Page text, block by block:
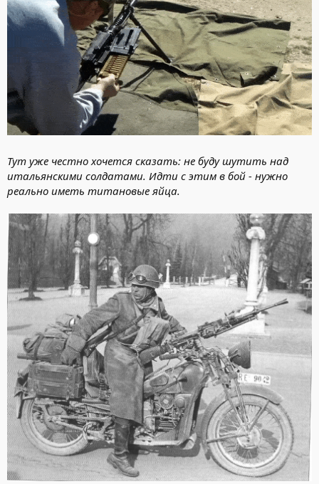
Тут уже честно хочется сказать: не буду шутить над
итальянскими солдатами. Идти с этим в бой - нужно
реально иметь титановые яйца.